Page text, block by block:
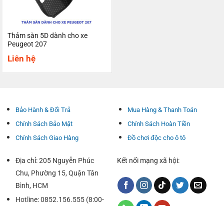
Thảm sàn 5D dành cho xe
Peugeot 207
Liên hệ
Bảo Hành & Đổi Trả
Chính Sách Bảo Mật
Chính Sách Giao Hàng
Mua Hàng & Thanh Toán
Chính Sách Hoàn Tiền
Đồ chơi độc cho ô tô
Địa chỉ: 205 Nguyễn Phúc
Chu, Phường 15, Quận Tân
Bình, HCM
Hotline: 0852.156.555 (8:00-
Kết nối mạng xã hội: